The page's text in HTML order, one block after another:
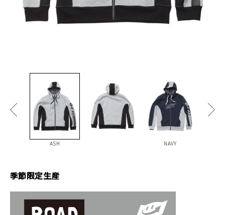
ASH NAVY
季節限定生産